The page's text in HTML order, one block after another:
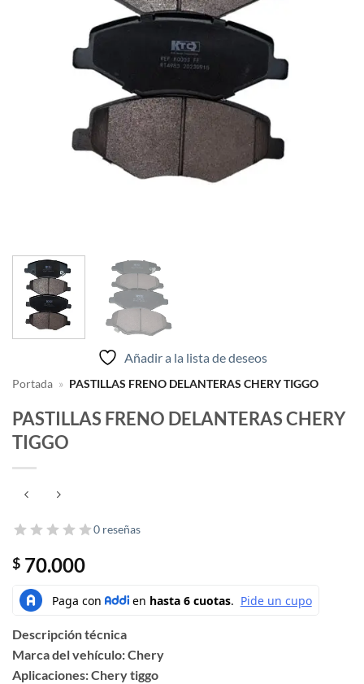
Añadir a la lista de deseos
Portada » PASTILLAS FRENO DELANTERAS CHERY TIGGO
PASTILLAS FRENO DELANTERAS CHERY
TIGGO
0 reseñas
$ 70.000
Descripción técnica
Marca del vehículo: Chery
Aplicaciones: Chery tiggo